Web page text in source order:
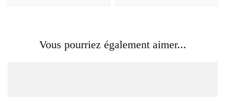
Vous pourriez également aimer...